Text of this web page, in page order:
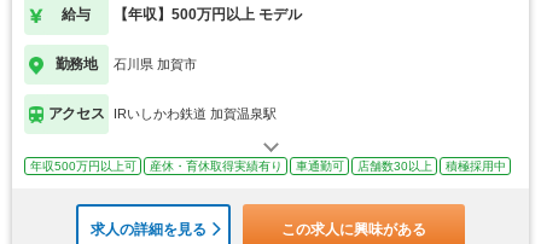
給与 【年収】500万円以上 モデル
勤務地 石川県 加賀市
アクセス IRいしかわ鉄道 加賀温泉駅
年収500万円以上可 産休・育休取得実績有り 車通勤可 店舗数30以上 積極採用中
求人の詳細を見る この求人に興味がある